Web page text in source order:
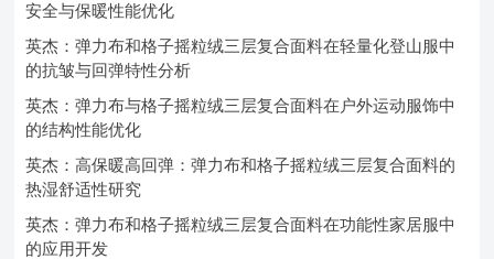
安全与保暖性能优化
英杰：弹力布和格子摇粒绒三层复合面料在轻量化登山服中
的抗皱与回弹特性分析
英杰：弹力布与格子摇粒绒三层复合面料在户外运动服饰中
的结构性能优化
英杰：高保暖高回弹：弹力布和格子摇粒绒三层复合面料的
热湿舒适性研究
英杰：弹力布和格子摇粒绒三层复合面料在功能性家居服中
的应用开发